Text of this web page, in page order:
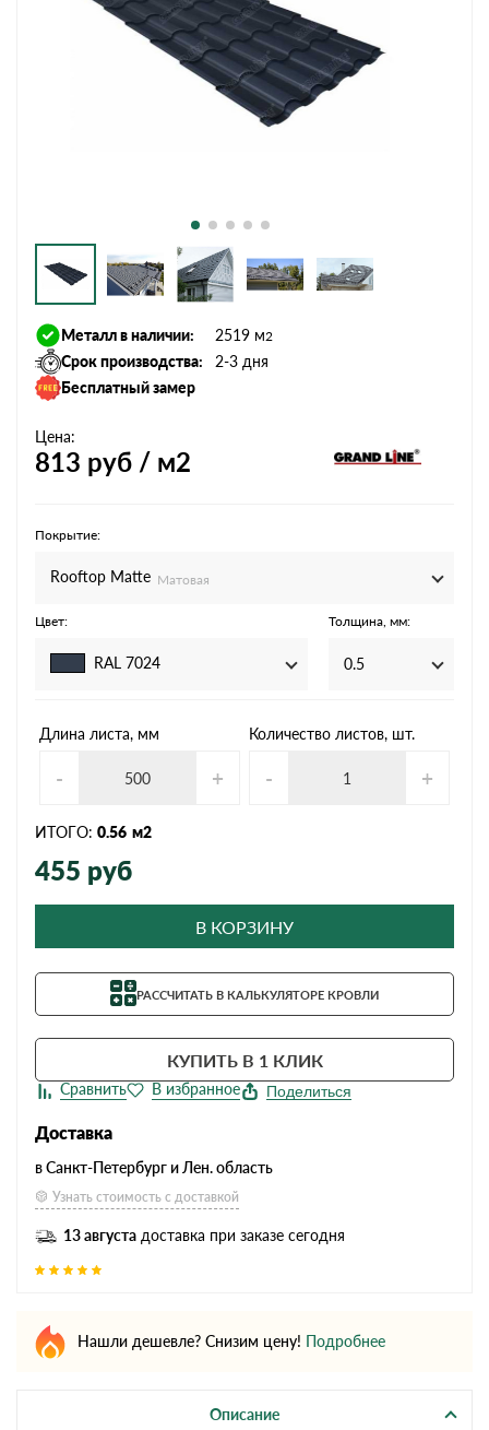
Металл в наличии: 2519 м2
Срок производства:
2-3 дня
Бесплатный замер
Цена:
813 руб / м2
Покрытие:
Rooftop Matte Матовая
Цвет:
RAL 7024
Толщина, мм:
0.5
Длина листа, мм
- +
Количество листов, шт.
- +
ИТОГО: 0.56 м2
455 руб
В КОРЗИНУ
РАССЧИТАТЬ В КАЛЬКУЛЯТОРЕ КРОВЛИ
КУПИТЬ В 1 КЛИК
Поделиться
Доставка
в Санкт-Петербург и Лен. область
Узнать стоимость с доставкой
13 августа доставка при заказе сегодня
Нашли дешевле? Снизим цену! Подробнее
Описание